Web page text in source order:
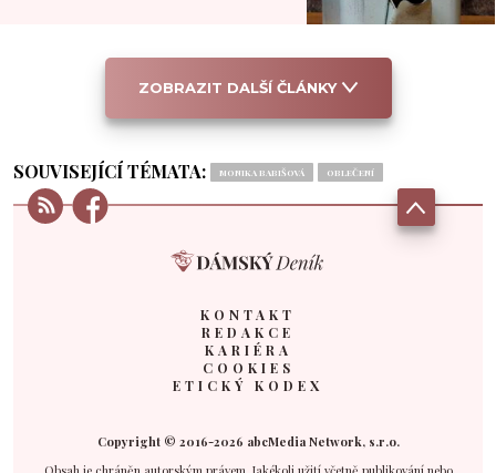
ZOBRAZIT DALŠÍ ČLÁNKY
SOUVISEJÍCÍ TÉMATA: MONIKA BABIŠOVÁ OBLEČENÍ
KONTAKT
REDAKCE
KARIÉRA
COOKIES
ETICKÝ KODEX
Copyright © 2016-2026 abcMedia Network, s.r.o.